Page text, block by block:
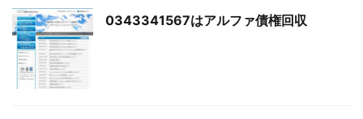
0343341567はアルファ債権回収